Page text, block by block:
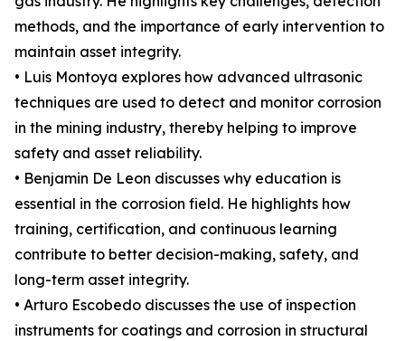
methods, and the importance of early intervention to
maintain asset integrity.
• Luis Montoya explores how advanced ultrasonic
techniques are used to detect and monitor corrosion
in the mining industry, thereby helping to improve
safety and asset reliability.
• Benjamin De Leon discusses why education is
essential in the corrosion field. He highlights how
training, certification, and continuous learning
contribute to better decision-making, safety, and
long-term asset integrity.
• Arturo Escobedo discusses the use of inspection
instruments for coatings and corrosion in structural